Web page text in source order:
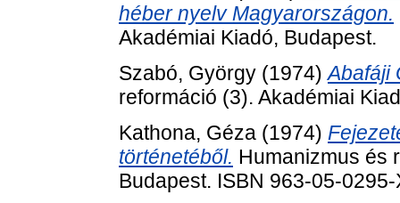
héber nyelv Magyarországon.
Akadémiai Kiadó, Budapest.
Szabó, György (1974)Abafáji
reformáció (3). Akadémiai
Kathona, Géza (1974)
történetéből. Humanizmus és
Budapest. ISBN 963-05-0295-